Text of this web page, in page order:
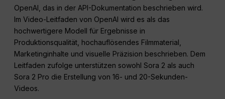
OpenAI, das in der API-Dokumentation beschrieben wird.
Im Video-Leitfaden von OpenAI wird es als das
hochwertigere Modell für Ergebnisse in
Produktionsqualität, hochauflösendes Filmmaterial,
Marketinginhalte und visuelle Präzision beschrieben. Dem
Leitfaden zufolge unterstützen sowohl Sora 2 als auch
Sora 2 Pro die Erstellung von 16- und 20-Sekunden-
Videos.